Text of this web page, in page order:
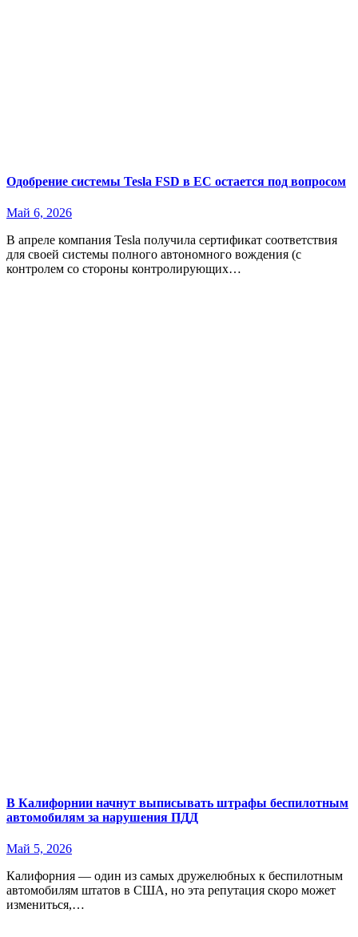
Одобрение системы Tesla FSD в ЕС остается под вопросом
Май 6, 2026
В апреле компания Tesla получила сертификат соответствия
для своей системы полного автономного вождения (с
контролем со стороны контролирующих…
В Калифорнии начнут выписывать штрафы беспилотным
автомобилям за нарушения ПДД
Май 5, 2026
Калифорния — один из самых дружелюбных к беспилотным
автомобилям штатов в США, но эта репутация скоро может
измениться,…